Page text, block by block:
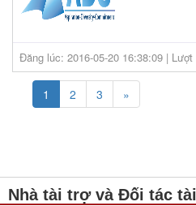
Đăng lúc: 2016-05-20 16:38:09 |
1 2 3 »
Nhà tài trợ và Đối tác